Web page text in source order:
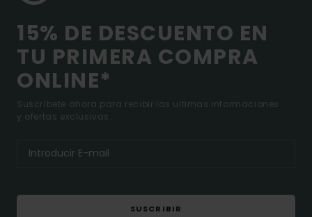
15% DE DESCUENTO EN
TU PRIMERA COMPRA
ONLINE*
Suscríbete ahora para recibir las ultimas informaciones
y ofertas exclusivas.
SUSCRIBIR